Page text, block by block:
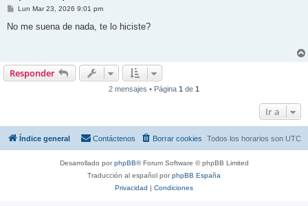
M
n
Lun Mar 23, 2026 9:01 pm
No me suena de nada, te lo hiciste?
Responder
2 mensajes • Página 1 de 1
Ir a
Índice general Todos los horarios son UTC
Borrar cookies
Contáctenos
Desarrollado porphpBB® Forum Software © phpBB Limited
Traducción al español porphpBB España
Privacidad | Condiciones